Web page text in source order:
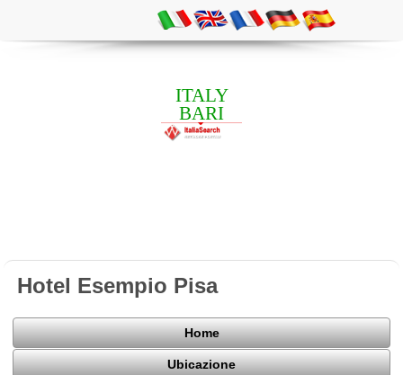
ITALY
BARI
Hotel Esempio Pisa
Home
Ubicazione